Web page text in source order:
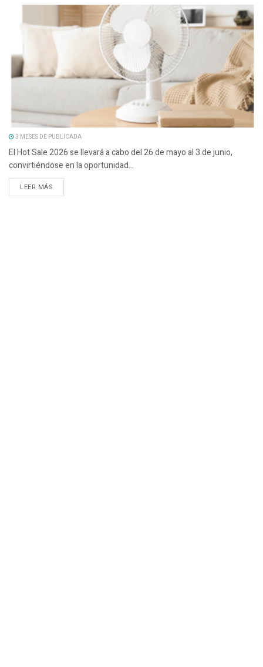
3 MESES DE PUBLICADA
El Hot Sale 2026 se llevará a cabo del 26 de mayo al 3 de junio,
convirtiéndose en la oportunidad...
LEER MÁS